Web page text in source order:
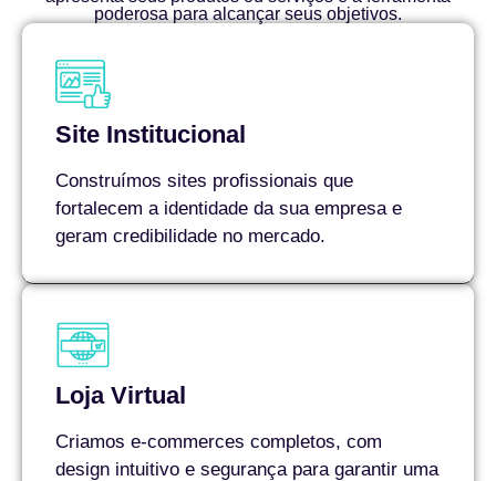
poderosa para alcançar seus objetivos.
Site Institucional
Construímos sites profissionais que
fortalecem a identidade da sua empresa e
geram credibilidade no mercado.
Loja Virtual
Criamos e-commerces completos, com
design intuitivo e segurança para garantir uma